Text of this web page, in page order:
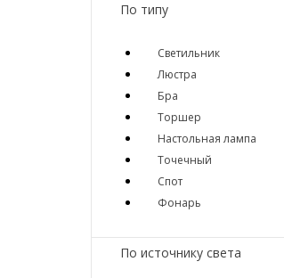
По типу
Светильник
Люстра
Бра
Торшер
Настольная лампа
Точечный
Спот
Фонарь
По источнику света